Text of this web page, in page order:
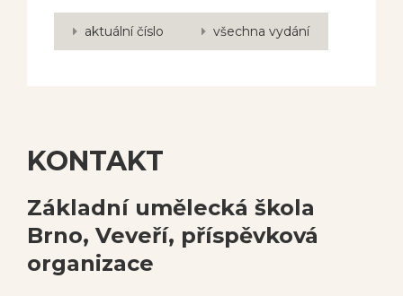
aktuální číslo všechna vydání
KONTAKT
Základní umělecká škola
Brno, Veveří, příspěvková
organizace